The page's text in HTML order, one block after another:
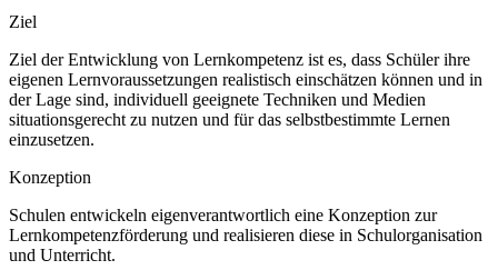
Ziel
Ziel der Entwicklung von Lernkompetenz ist es, dass Schüler ihre
eigenen Lernvoraussetzungen realistisch einschätzen können und in
der Lage sind, individuell geeignete Techniken und Medien
situationsgerecht zu nutzen und für das selbstbestimmte Lernen
einzusetzen.
Konzeption
Schulen entwickeln eigenverantwortlich eine Konzeption zur
Lernkompetenzförderung und realisieren diese in Schulorganisation
und Unterricht.